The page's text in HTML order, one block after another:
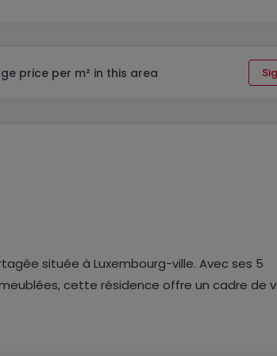
price per m² in this area
située à Luxembourg-ville. Avec ses 5
cette résidence offre un cadre de